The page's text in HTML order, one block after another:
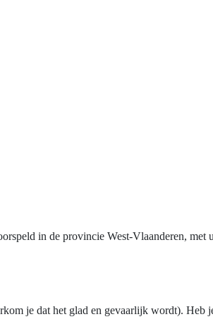
in de provincie West-Vlaanderen, met
je dat het glad en gevaarlijk wordt). Heb